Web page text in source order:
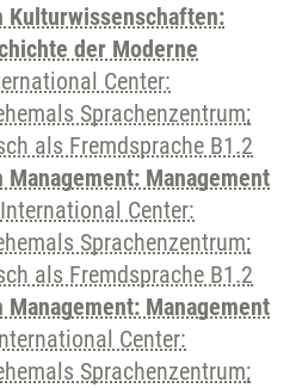
Kulturwissenschaften:
der Moderne
Center:
Sprachenzentrum;
als Fremdsprache B1.2
Management
International Center:
Sprachenzentrum;
als Fremdsprache B1.2
Management
Center:
Sprachenzentrum;